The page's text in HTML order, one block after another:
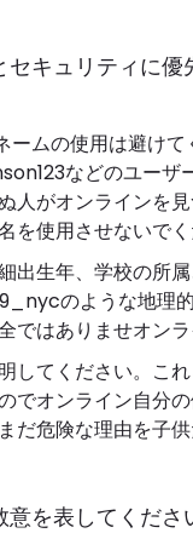
セキュリティに優
ームの使用は避けて
などのユーザ
人がオンラインを
を使用させないでく
出生年、学校の所
のような地理
ではありませオンラ
してください。こ
でオンライン自分
だ危険な理由を子
意を表してくださ